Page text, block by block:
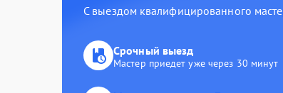
С выездом квалифицированного
Срочный выезд
Мастер приедет уже через 30 минут